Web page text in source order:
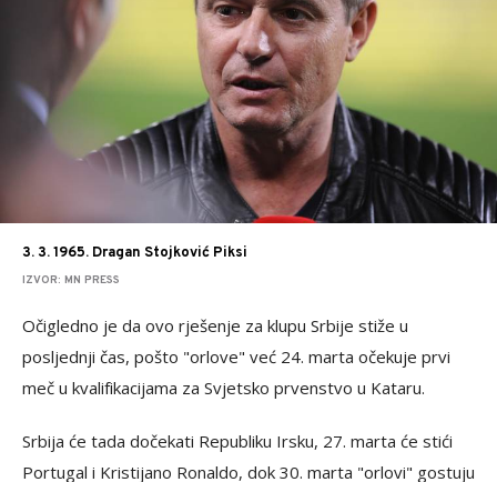
3. 3. 1965. Dragan Stojković Piksi
IZVOR: MN PRESS
Očigledno je da ovo rješenje za klupu Srbije stiže u
posljednji čas, pošto "orlove" već 24. marta očekuje prvi
meč u kvalifikacijama za Svjetsko prvenstvo u Kataru.
Srbija će tada dočekati Republiku Irsku, 27. marta će stići
Portugal i Kristijano Ronaldo, dok 30. marta "orlovi" gostuju